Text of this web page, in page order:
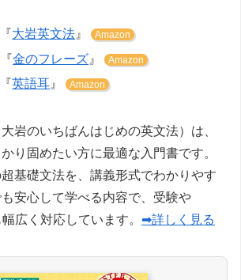
大岩英文法』 Amazon
金のフレーズ 』 Amazon
英語耳 』 Amazon
大岩のいちばんはじめの英文法）は、
り固めたい方に最適な入門書です。
基礎文法を、講義形式でわかりやす
安心して学べる内容で、受験や
広く対応しています。 ➡詳しく見る